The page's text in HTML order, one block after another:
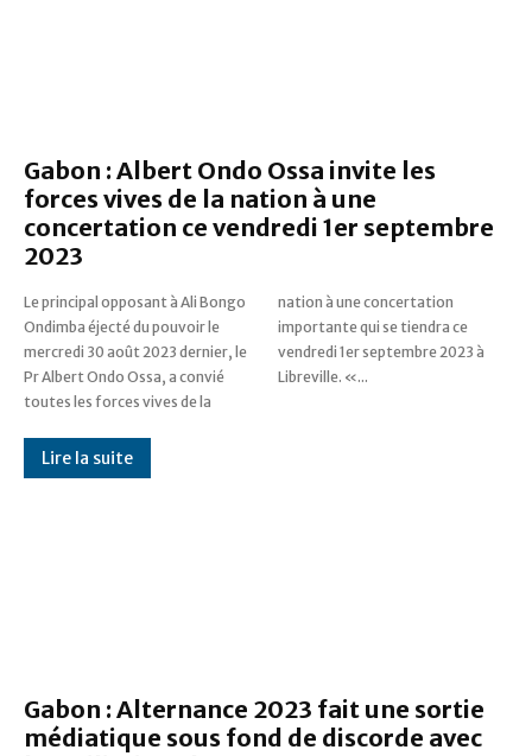
Gabon : Albert Ondo Ossa invite les
forces vives de la nation à une
concertation ce vendredi 1er septembre
2023
Le principal opposant à Ali Bongo
Ondimba éjecté du pouvoir le
mercredi 30 août 2023 dernier, le
Pr Albert Ondo Ossa, a convié
toutes les forces vives de la
nation à une concertation
importante qui se tiendra ce
vendredi 1er septembre 2023 à
Libreville. «...
Lire la suite
Gabon : Alternance 2023 fait une sortie
médiatique sous fond de discorde avec